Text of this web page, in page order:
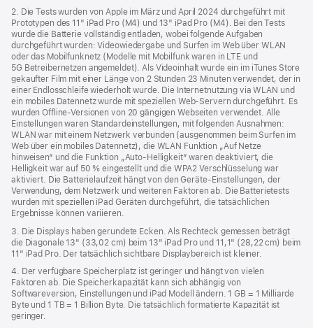
2. Die Tests wurden von Apple im März und April 2024 durchgeführt mit
Prototypen des 11" iPad Pro (M4) und 13" iPad Pro (M4). Bei den Tests
wurde die Batterie vollständig entladen, wobei folgende Aufgaben
durchgeführt wurden: Videowiedergabe und Surfen im Web über WLAN
oder das Mobilfunknetz (Modelle mit Mobilfunk waren in LTE und
5G Betreibernetzen angemeldet). Als Videoinhalt wurde ein im iTunes Store
gekaufter Film mit einer Länge von 2 Stunden 23 Minuten verwendet, der in
einer Endlosschleife wiederholt wurde. Die Internetnutzung via WLAN und
ein mobiles Datennetz wurde mit speziellen Web-Servern durchgeführt. Es
wurden Offline-Versionen von 20 gängigen Webseiten verwendet. Alle
Einstellungen waren Standard­einstellungen, mit folgenden Ausnahmen:
WLAN war mit einem Netzwerk verbunden (ausgenommen beim Surfen im
Web über ein mobiles Datennetz), die WLAN Funktion „Auf Netze
hinweisen“ und die Funktion „Auto-Helligkeit“ waren deaktiviert, die
Helligkeit war auf 50 % eingestellt und die WPA2 Verschlüsselung war
aktiviert. Die Batterielaufzeit hängt von den Geräte-Einstellungen, der
Verwendung, dem Netzwerk und weiteren Faktoren ab. Die Batterietests
wurden mit speziellen iPad Geräten durchgeführt, die tatsächlichen
Ergebnisse können variieren.
3. Die Displays haben gerundete Ecken. Als Rechteck gemessen beträgt
die Diagonale 13" (33,02 cm) beim 13" iPad Pro und 11,1" (28,22 cm) beim
11" iPad Pro. Der tatsächlich sichtbare Displaybereich ist kleiner.
4. Der verfügbare Speicherplatz ist geringer und hängt von vielen
Faktoren ab. Die Speicherkapazität kann sich abhängig von
Softwareversion, Einstellungen und iPad Modell ändern. 1 GB = 1 Milliarde
Byte und 1 TB = 1 Billion Byte. Die tatsächlich formatierte Kapazität ist
geringer.